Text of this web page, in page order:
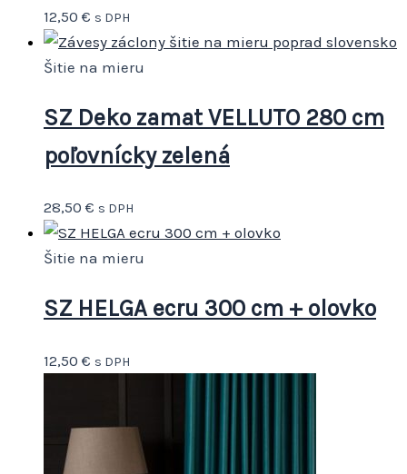
12,50 € s DPH
Šitie na mieru
SZ Deko zamat VELLUTO 280 cm
poľovnícky zelená
28,50 € s DPH
Šitie na mieru
SZ HELGA ecru 300 cm + olovko
12,50 € s DPH